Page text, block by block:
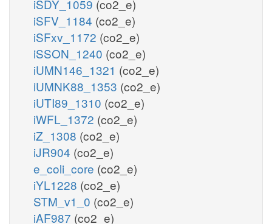
iSDY_1059 (co2_e)
iSFV_1184 (co2_e)
iSFxv_1172 (co2_e)
iSSON_1240 (co2_e)
iUMN146_1321 (co2_e)
iUMNK88_1353 (co2_e)
iUTI89_1310 (co2_e)
iWFL_1372 (co2_e)
iZ_1308 (co2_e)
iJR904 (co2_e)
e_coli_core (co2_e)
iYL1228 (co2_e)
STM_v1_0 (co2_e)
iAF987 (co2_e)